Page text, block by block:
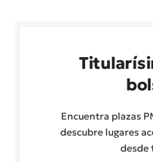
Encuentra plazas
descubre lugares
desde